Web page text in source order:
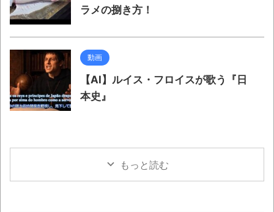
ラメの捌き方！
動画
【AI】ルイス・フロイスが歌う『日
本史』
もっと読む